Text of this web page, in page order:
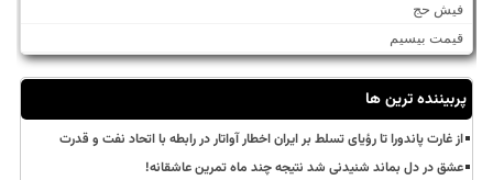
فیش حج
قیمت بیسیم
پربیننده ترین ها
از غارت پاندورا تا رؤیای تسلط بر ایران اخطار آواتار در رابطه با اتحاد نفت و قدرت
عشق در دل بماند شنیدنی شد نتیجه چند ماه تمرین عاشقانه!